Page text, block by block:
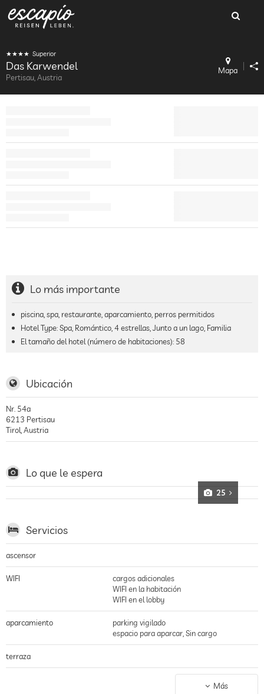
Superior
Das Karwendel
Pertisau, Austria
Mapa
Lo más importante
piscina, spa, restaurante, aparcamiento, perros permitidos
Hotel Type: Spa, Romántico, 4 estrellas, Junto a un lago, Familia
El tamaño del hotel (número de habitaciones): 58
Ubicación
Nr. 54a
6213 Pertisau
Tirol Austria
Lo que le espera
25
Servicios
ascensor
WIFI
cargos adicionales
WIFI en la habitación
WIFI en el lobby
aparcamiento
parking vigilado
espacio para aparcar, Sin cargo
terraza
Más